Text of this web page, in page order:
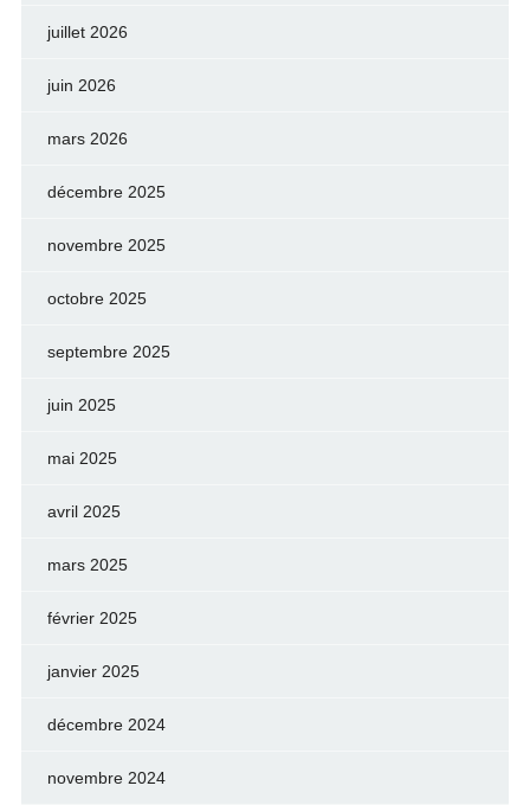
juillet 2026
juin 2026
mars 2026
décembre 2025
novembre 2025
octobre 2025
septembre 2025
juin 2025
mai 2025
avril 2025
mars 2025
février 2025
janvier 2025
décembre 2024
novembre 2024